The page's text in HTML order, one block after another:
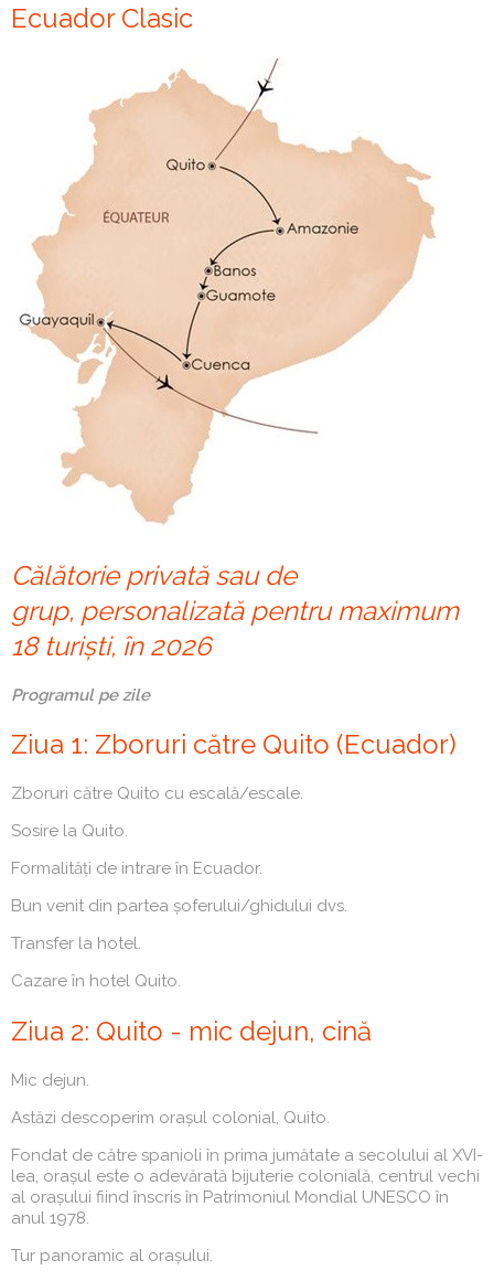
Ecuador Clasic
Călătorie privată sau de
grup, personalizată pentru maximum
18 turiști, în 2026
Programul pe zile
Ziua 1: Zboruri către Quito (Ecuador)
Zboruri către Quito cu escală/escale.
Sosire la Quito.
Formalități de intrare în Ecuador.
Bun venit din partea șoferului/ghidului dvs.
Transfer la hotel.
Cazare în hotel Quito.
Ziua 2: Quito - mic dejun, cină
Mic dejun.
Astăzi descoperim orașul colonial, Quito.
Fondat de către spanioli în prima jumătate a secolului al XVI-
lea, orașul este o adevărată bijuterie colonială, centrul vechi
al orașului fiind înscris în Patrimoniul Mondial UNESCO în
anul 1978.
Tur panoramic al orașului.